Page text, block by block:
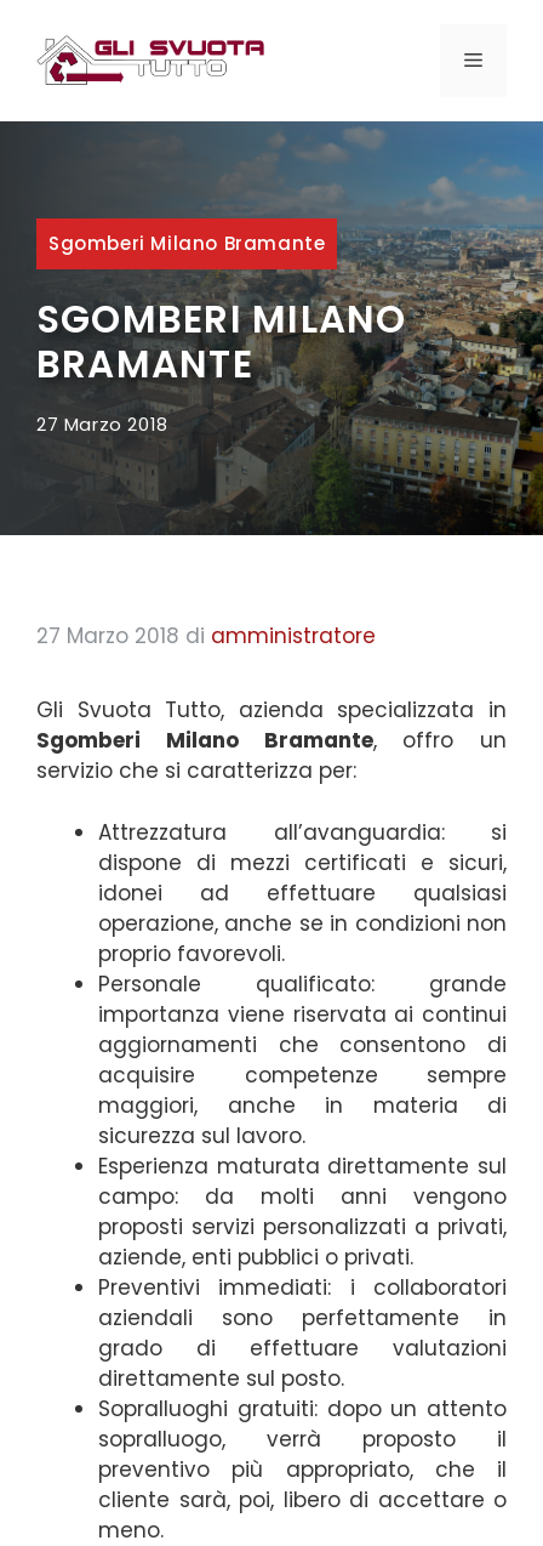
contenuto
MENU
Sgomberi Milano Bramante
SGOMBERI MILANO
BRAMANTE
27 Marzo 2018
27 Marzo 2018 di amministratore
Gli Svuota Tutto, azienda specializzata in
Sgomberi Milano Bramante, offro un
servizio che si caratterizza per:
Attrezzatura all’avanguardia: si
dispone di mezzi certificati e sicuri,
idonei ad effettuare qualsiasi
operazione, anche se in condizioni non
proprio favorevoli.
Personale qualificato: grande
importanza viene riservata ai continui
aggiornamenti che consentono di
acquisire competenze sempre
maggiori, anche in materia di
sicurezza sul lavoro.
Esperienza maturata direttamente sul
campo: da molti anni vengono
proposti servizi personalizzati a privati,
aziende, enti pubblici o privati.
Preventivi immediati: i collaboratori
aziendali sono perfettamente in
grado di effettuare valutazioni
direttamente sul posto.
Sopralluoghi gratuiti: dopo un attento
sopralluogo, verrà proposto il
preventivo più appropriato, che il
cliente sarà, poi, libero di accettare o
meno.